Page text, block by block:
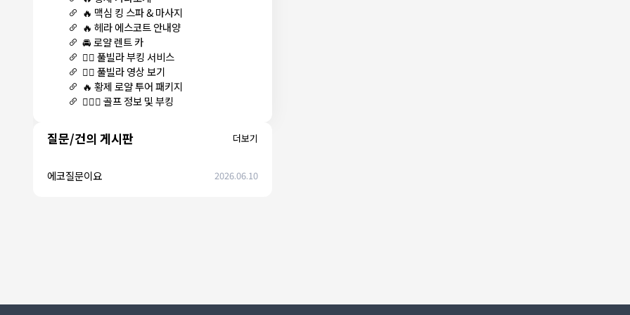
🔥 맥심 킹 스파 & 마사지
🔥 헤라 에스코트 안내양
🚘 로얄 렌트 카
🏊‍♀️ 풀빌라 부킹 서비스
🏊‍♀️ 풀빌라 영상 보기
🔥 황제 로얄 투어 패키지
🏌🏻‍♂️ 골프 정보 및 부킹
질문/건의 게시판 더보기
에코질문이요 2026.06.10